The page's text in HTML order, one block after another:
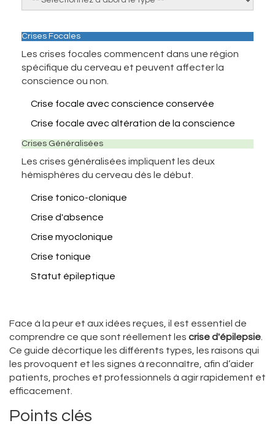
Crises Focales
Les crises focales commencent dans une région
spécifique du cerveau et peuvent affecter la
conscience ou non.
Crise focale avec conscience conservée
Crise focale avec altération de la conscience
Crises Généralisées
Les crises généralisées impliquent les deux
hémisphères du cerveau dès le début.
Crise tonico-clonique
Crise d'absence
Crise myoclonique
Crise tonique
Statut épileptique
Face à la peur et aux idées reçues, il est essentiel de
comprendre ce que sont réellement les crise d'épilepsie
Ce guide décortique les différents types, les raisons qui
les provoquent et les signes à reconnaître, afin d’aider
patients, proches et professionnels à agir rapidement et
efficacement.
Points clés